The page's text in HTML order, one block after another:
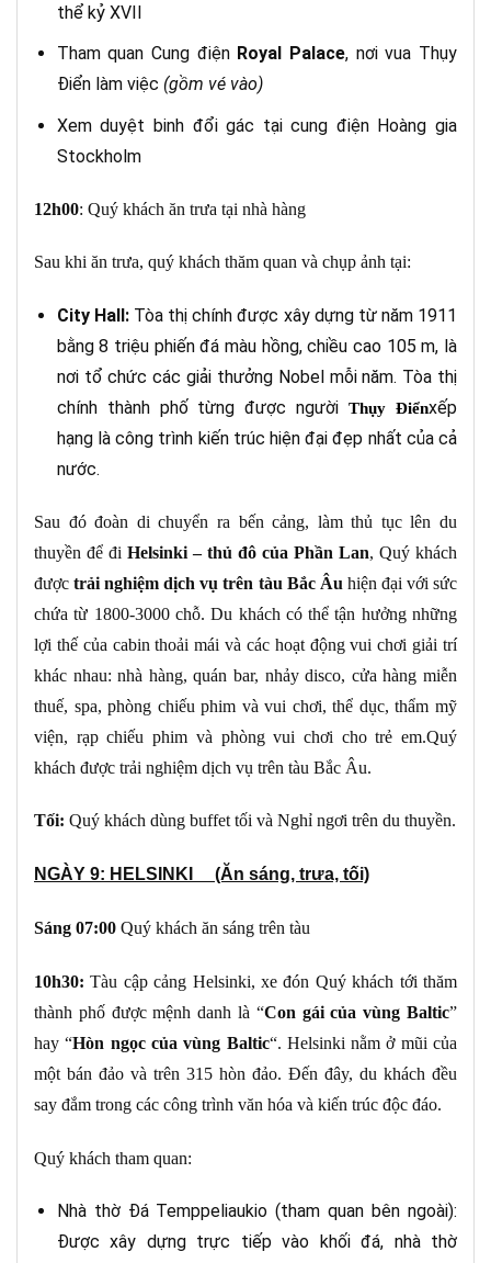
thể kỷ XVII
Tham quan Cung điện Royal Palace, nơi vua Thụy
Điển làm việc (gồm vé vào)
Xem duyệt binh đổi gác tại cung điện Hoàng gia
Stockholm
12h00: Quý khách ăn trưa tại nhà hàng
Sau khi ăn trưa, quý khách thăm quan và chụp ảnh tại:
City Hall:Tòa thị chính được xây dựng từ năm 1911
bằng 8 triệu phiến đá màu hồng, chiều cao 105 m, là
nơi tổ chức các giải thưởng Nobel mỗi năm. Tòa thị
chính thành phố từng được ngườiThụy Điểnxếp
hạng là công trình kiến trúc hiện đại đẹp nhất của cả
nước.
Sau đó đoàn di chuyển ra bến cảng, làm thủ tục lên du
thuyền để đi Helsinki – thủ đô của Phần Lan, Quý khách
đượctrải nghiệm dịch vụ trên tàu Bắc Âu hiện đại với sức
chứa từ 1800-3000 chỗ. Du khách có thể tận hưởng những
lợi thế của cabin thoải mái và các hoạt động vui chơi giải trí
khác nhau: nhà hàng, quán bar, nhảy disco, cửa hàng miễn
thuế, spa, phòng chiếu phim và vui chơi, thể dục, thẩm mỹ
viện, rạp chiếu phim và phòng vui chơi cho trẻ em.Quý
khách được trải nghiệm dịch vụ trên tàu Bắc Âu.
Tối: Quý khách dùng buffet tối và Nghỉ ngơi trên du thuyền.
NGÀY 9: HELSINKI (Ăn sáng, trưa, tối)
Sáng 07:00 Quý khách ăn sáng trên tàu
10h30:Tàu cập cảng Helsinki, xe đón Quý khách tới thăm
thành phố được mệnh danh là “Con gái của vùng Baltic”
hay “Hòn ngọc của vùng Baltic“. Helsinki nằm ở mũi của
một bán đảo và trên 315 hòn đảo. Đến đây, du khách đều
say đắm trong các công trình văn hóa và kiến trúc độc đáo.
Quý khách tham quan:
Nhà thờ Đá Temppeliaukio (tham quan bên ngoài):
Được xây dựng trực tiếp vào khối đá, nhà thờ